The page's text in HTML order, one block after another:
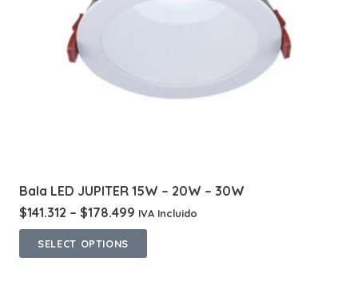
Bala LED JUPITER 15W – 20W – 30W
$141.312 – $178.499 IVA Incluido
SELECT OPTIONS